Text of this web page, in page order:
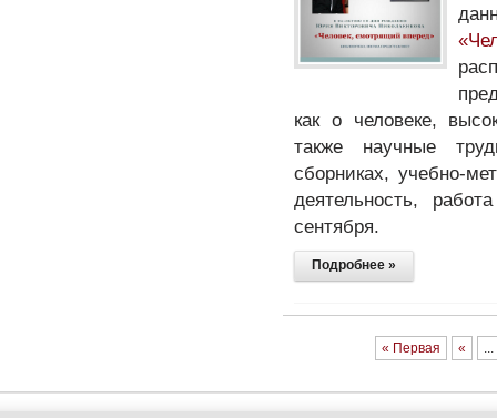
как о человеке,
также научные
сборниках, учебно-
деятельность,
сентября.
Подробнее »
« Первая « ...